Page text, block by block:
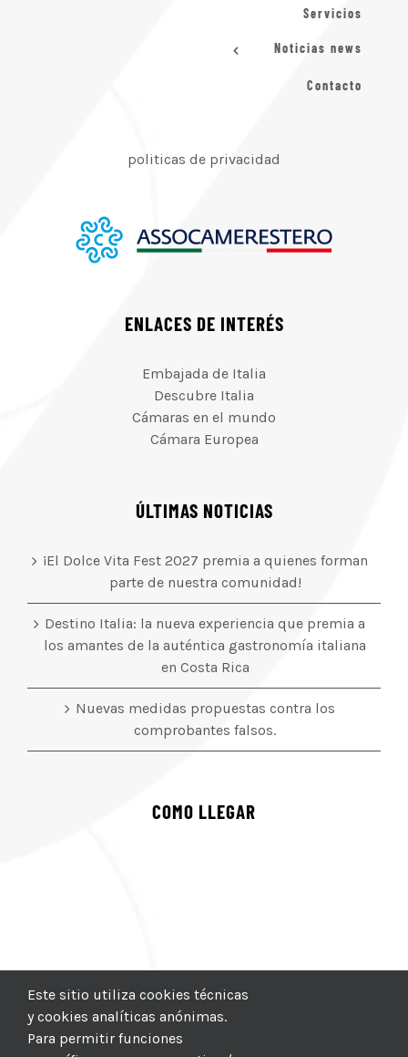
Servicios
Noticias news
Contacto
politicas de privacidad
ENLACES DE INTERÉS
Embajada de Italia
Descubre Italia
Cámaras en el mundo
Cámara Europea
ÚLTIMAS NOTICIAS
¡El Dolce Vita Fest 2027 premia a quienes forman
parte de nuestra comunidad!
Destino Italia: la nueva experiencia que premia a
los amantes de la auténtica gastronomía italiana
en Costa Rica
Nuevas medidas propuestas contra los
comprobantes falsos.
COMO LLEGAR
Este sitio utiliza cookies técnicas
y cookies analíticas anónimas.
Para permitir funciones